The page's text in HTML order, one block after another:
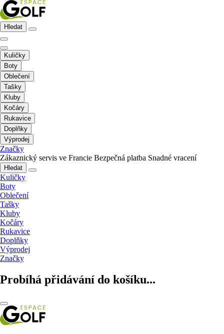
Hledat
Kuličky
Boty
Oblečení
Tašky
Kluby
Kočáry
Rukavice
Doplňky
Výprodej
Značky
Zákaznický servis ve Francie Bezpečná platba Snadné vracení
Hledat
Kuličky
Boty
Oblečení
Tašky
Kluby
Kočáry
Rukavice
Doplňky
Výprodej
Značky
Probíhá přidávání do košíku...